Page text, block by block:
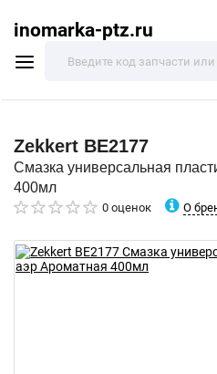
inomarka-ptz.ru
Zekkert BE2177
Смазка универсальная
400мл
0 оценок О